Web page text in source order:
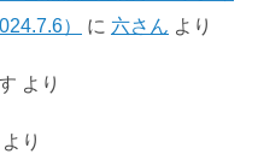
）
に 六さん より
より
より